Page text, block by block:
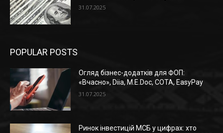
31.07.2025
POPULAR POSTS
Огляд бізнес-додатків для ФОП:
«Вчасно», Diia, M.E.Doc, СОТА, EasyPay
31.07.2025
Ринок інвестицій МСБ у цифрах: хто